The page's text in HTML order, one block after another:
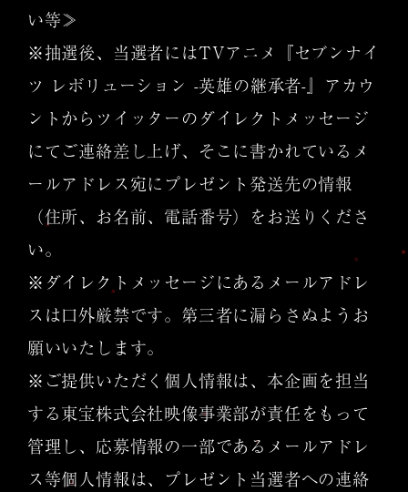
い等≫
※抽選後、当選者にはTVアニメ『セブンナイ
ツ レボリューション -英雄の継承者-』アカウ
ントからツイッターのダイレクトメッセージ
にてご連絡差し上げ、そこに書かれているメ
ールアドレス宛にプレゼント発送先の情報
（住所、お名前、電話番号）をお送りくださ
い。
※ダイレクトメッセージにあるメールアドレ
スは口外厳禁です。第三者に漏らさぬようお
願いいたします。
※ご提供いただく個人情報は、本企画を担当
する東宝株式会社映像事業部が責任をもって
管理し、応募情報の一部であるメールアドレ
ス等個人情報は、プレゼント当選者への連絡